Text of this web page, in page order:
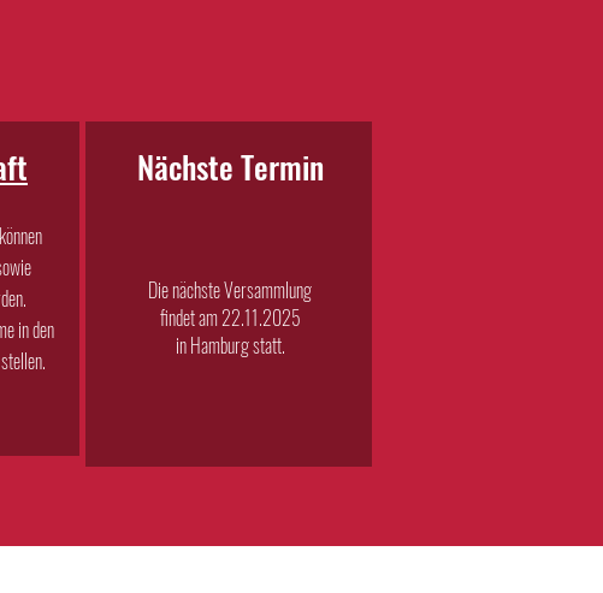
in den
Nächste Termin
Die nächste Versammlung
findet am 22.11.2025
in Hamburg statt.